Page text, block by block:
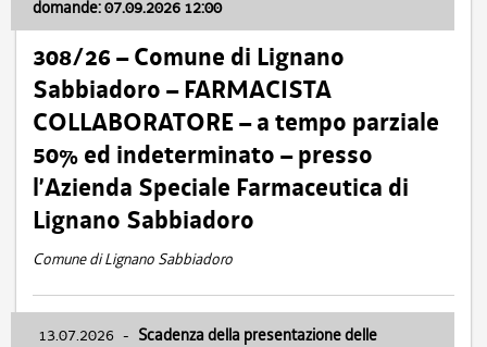
domande: 07.09.2026 12:00
308/26 – Comune di Lignano
Sabbiadoro – FARMACISTA
COLLABORATORE – a tempo parziale
50% ed indeterminato – presso
l’Azienda Speciale Farmaceutica di
Lignano Sabbiadoro
Comune di Lignano Sabbiadoro
13.07.2026 - Scadenza della presentazione delle